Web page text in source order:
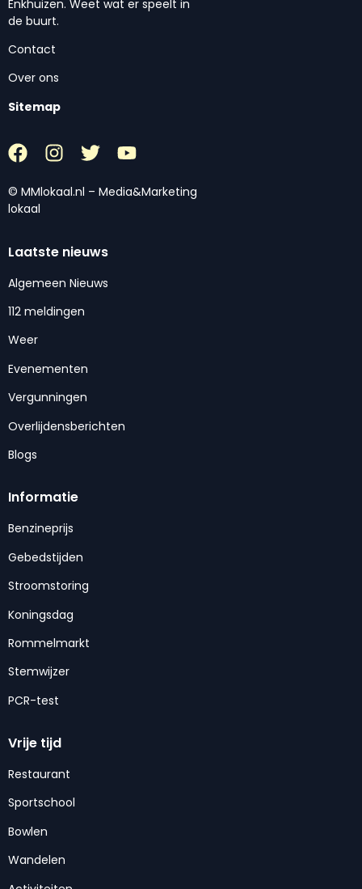
Enkhuizen. Weet wat er speelt in
de buurt.
Contact
Over ons
Sitemap
© MMlokaal.nl – Media&Marketing
lokaal
Laatste nieuws
Algemeen Nieuws
112 meldingen
Weer
Evenementen
Vergunningen
Overlijdensberichten
Blogs
Informatie
Benzineprijs
Gebedstijden
Stroomstoring
Koningsdag
Rommelmarkt
Stemwijzer
PCR-test
Vrije tijd
Restaurant
Sportschool
Bowlen
Wandelen